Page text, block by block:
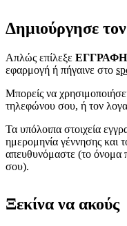
Δημιούργησε
Απλώς επίλεξε ΕΓΓΡΑΦΗ
εφαρμογή ή πήγαινε στο
Μπορείς να
τηλεφώνου σου, ή τον
Τα υπόλοιπα στοιχεία
ημερομηνία γέννησης και
απευθυνόμαστε (το όνομα
σου).
Ξεκίνα να ακούς